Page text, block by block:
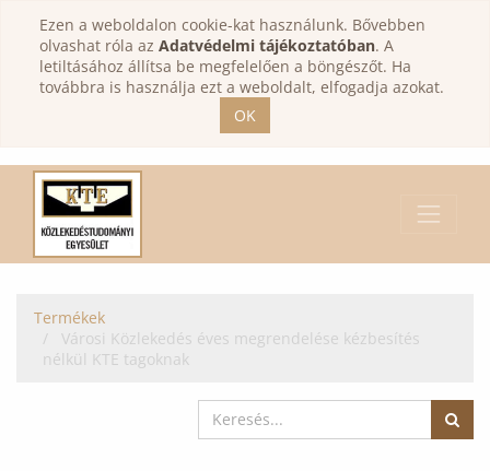
Ezen a weboldalon cookie-kat használunk. Bővebben
olvashat róla az Adatvédelmi tájékoztatóban. A
letiltásához állítsa be megfelelően a böngészőt. Ha
továbbra is használja ezt a weboldalt, elfogadja azokat.
OK
Termékek
Városi Közlekedés éves megrendelése kézbesítés
nélkül KTE tagoknak